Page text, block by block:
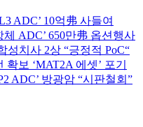
ADC’ 10억弗 사들여
체 ADC’ 650만弗 옵션행사
성치사 2상 “긍정적 PoC“
확보 ‘MAT2A 에셋’ 포기
ADC’ 방광암 “시판철회”